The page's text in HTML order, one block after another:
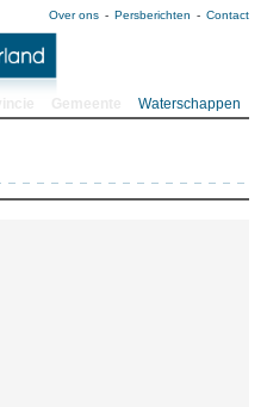
Over ons Persberichten Contact
Waterschappen